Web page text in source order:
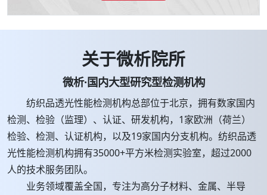
关于微析院所
微析·国内大型研究型检测机构
纺织品透光性能检测机构总部位于北京，拥有数家国内
检测、检验（监理）、认证、研发机构，1家欧洲（荷兰）
检验、检测、认证机构，以及19家国内分支机构。纺织品透
光性能检测机构拥有35000+平方米检测实验室，超过2000
人的技术服务团队。
业务领域覆盖全国，专注为高分子材料、金属、半导